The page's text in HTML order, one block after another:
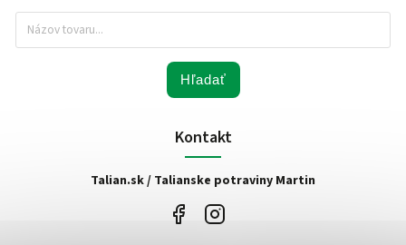
Hľadať
Kontakt
Talian.sk / Talianske potraviny Martin